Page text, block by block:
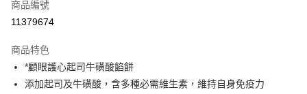
信用卡分期付款
合作金庫商業銀行
華南商業銀行
上海商業儲蓄銀行
台北富邦商業銀行
超商取貨付款
LINE Pay
商品編號
11379674
商品特色
*顧眼護心起司牛磺酸餡餅
添加起司及牛磺酸，含多種必需維生素，維持自身免疫力